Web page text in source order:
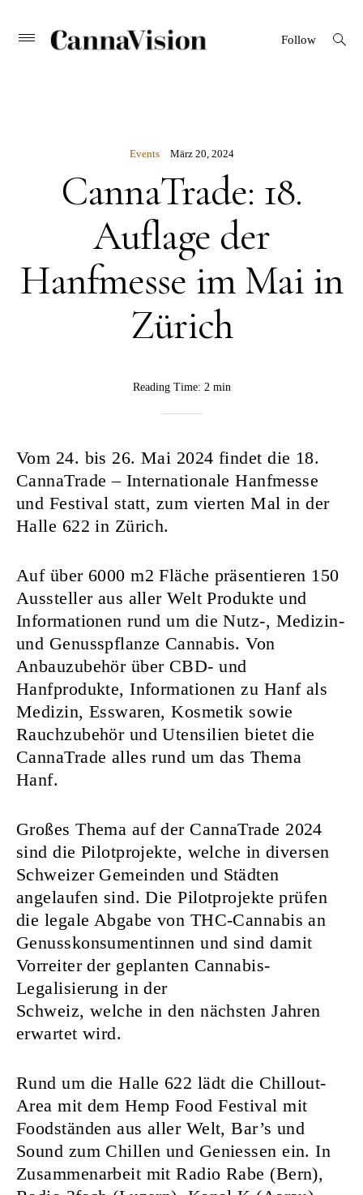
Skip Primary
Menu
CANNAVISION
Follow
open
search
Events März 20, 2024
CannaTrade: 18.
Auflage der
Hanfmesse im Mai in
Zürich
Reading Time: 2 min
Vom 24. bis 26. Mai 2024 findet die 18.
CannaTrade – Internationale Hanfmesse
und Festival statt, zum vierten Mal in der
Halle 622 in Zürich.
Auf über 6000 m2 Fläche präsentieren 150
Aussteller aus aller Welt Produkte und
Informationen rund um die Nutz-, Medizin-
und Genusspflanze Cannabis. Von
Anbauzubehör über CBD- und
Hanfprodukte, Informationen zu Hanf als
Medizin, Esswaren, Kosmetik sowie
Rauchzubehör und Utensilien bietet die
CannaTrade alles rund um das Thema
Hanf.
Großes Thema auf der CannaTrade 2024
sind die Pilotprojekte, welche in diversen
Schweizer Gemeinden und Städten
angelaufen sind. Die Pilotprojekte prüfen
die legale Abgabe von THC-Cannabis an
Genusskonsumentinnen und sind damit
Vorreiter der geplanten Cannabis-
Legalisierung in der
Schweiz, welche in den nächsten Jahren
erwartet wird.
Rund um die Halle 622 lädt die Chillout-
Area mit dem Hemp Food Festival mit
Foodständen aus aller Welt, Bar’s und
Sound zum Chillen und Geniessen ein. In
Zusammenarbeit mit Radio Rabe (Bern),